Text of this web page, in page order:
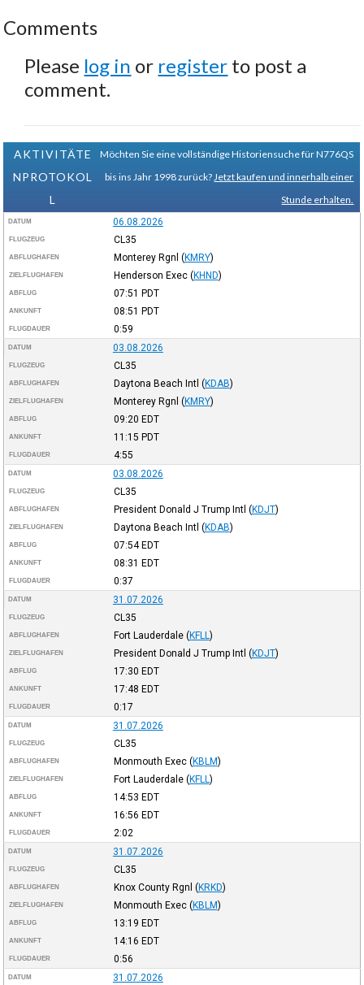
Comments
Please log in or register to post a
comment.
AKTIVITÄTE
NPROTOKOL
L
Möchten Sie eine vollständige Historiensuche für N776QS
bis ins Jahr 1998 zurück? Jetzt kaufen und innerhalb einer
Stunde erhalten.
DATUM 06.08.2026
FLUGZEUG CL35
ABFLUGHAFEN Monterey Rgnl (KMRY)
ZIELFLUGHAFEN Henderson Exec (KHND)
ABFLUG 07:51 PDT
ANKUNFT 08:51 PDT
FLUGDAUER 0:59
DATUM 03.08.2026
FLUGZEUG CL35
ABFLUGHAFEN Daytona Beach Intl (KDAB)
ZIELFLUGHAFEN Monterey Rgnl (KMRY)
ABFLUG 09:20 EDT
ANKUNFT 11:15 PDT
FLUGDAUER 4:55
DATUM 03.08.2026
FLUGZEUG CL35
ABFLUGHAFEN President Donald J Trump Intl (KDJT)
ZIELFLUGHAFEN Daytona Beach Intl (KDAB)
ABFLUG 07:54EDT
ANKUNFT 08:31 EDT
FLUGDAUER 0:37
DATUM 31.07.2026
FLUGZEUG CL35
ABFLUGHAFEN Fort Lauderdale (KFLL )
ZIELFLUGHAFEN President Donald J Trump Intl (KDJT)
ABFLUG 17:30 EDT
ANKUNFT 17:48 EDT
FLUGDAUER 0:17
DATUM 31.07.2026
FLUGZEUG CL35
ABFLUGHAFEN Monmouth Exec (KBLM)
ZIELFLUGHAFEN Fort Lauderdale (KFLL )
ABFLUG 14:53 EDT
ANKUNFT 16:56 EDT
FLUGDAUER 2:02
DATUM 31.07.2026
FLUGZEUG CL35
ABFLUGHAFEN Knox County Rgnl (KRKD)
ZIELFLUGHAFEN Monmouth Exec (KBLM)
ABFLUG 13:19 EDT
ANKUNFT 14:16 EDT
FLUGDAUER 0:56
DATUM 31.07.2026